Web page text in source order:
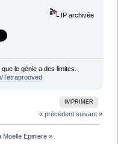
IP archivée
le génie a des limites.
Tetraprooved
IMPRIMER
« précédent suivant »
Moelle Epiniere »